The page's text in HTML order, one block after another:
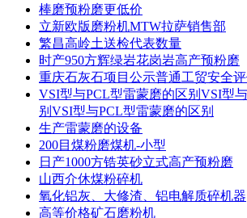
棒磨预粉磨更低价
立新欧版磨粉机MTW拉萨销售部
繁昌高岭土送检代表数量
时产950方辉绿岩花岗岩高产预粉磨
重庆石灰石项目公示普通工贸安全
VSI型与PCL型雷蒙磨的区别VSI型
别VSI型与PCL型雷蒙磨的区别
生产雷蒙磨的设备
200目煤粉磨煤机-小型
日产1000方锆英砂立式高产预粉磨
山西介休煤粉碎机
氧化铝灰、大修渣、铝电解质碎机器
高等价格矿石磨粉机